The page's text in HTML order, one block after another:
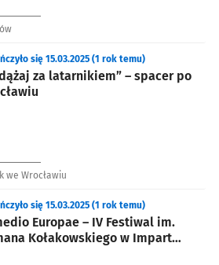
za latarnikiem” – spacer po
się 15.03.2025 (1 rok temu)
we Wrocławiu
Europae – IV Festiwal im.
Kołakowskiego w Impart
się 15.03.2025 (1 rok temu)